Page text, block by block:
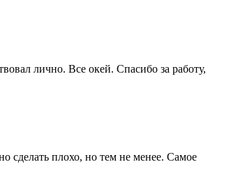
лично. Все окей. Спасибо за работу,
сделать плохо, но тем не менее. Самое